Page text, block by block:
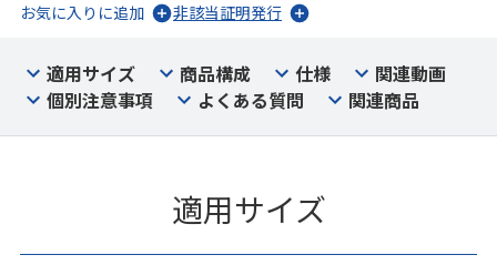
お気に入りに追加
非該当証明発行
適用サイズ 商品構成 仕様
関連動画
個別注意事項
よくある質問 関連商品
適用サイズ